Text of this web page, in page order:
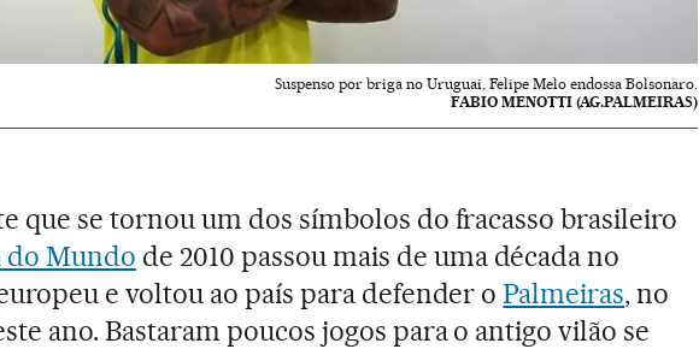
Suspenso por briga no Uruguai, Felipe Melo endossa Bolsonaro.
FABIO MENOTTI (AG.PALMEIRAS)
que se tornou um dos símbolos do fracasso brasileiro
do Mundo de 2010 passou mais de uma década no
e voltou ao país para defender oPalmeiras, no
ano. Bastaram poucos jogos para o antigo vilão se